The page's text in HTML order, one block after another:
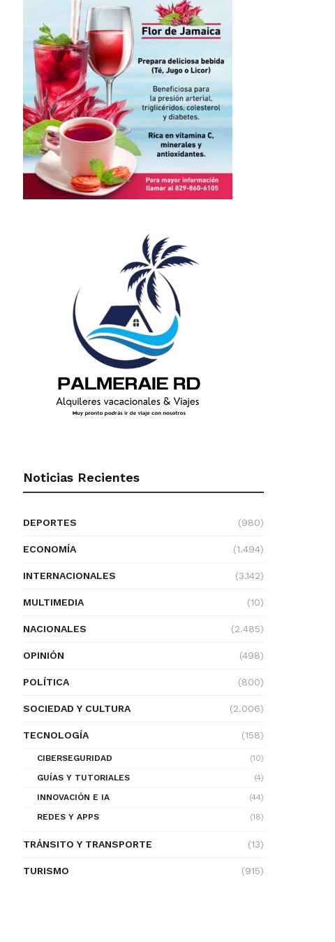
Noticias Recientes
DEPORTES (980)
ECONOMÍA (1.494)
INTERNACIONALES (3.142)
MULTIMEDIA (10)
NACIONALES (2.485)
OPINIÓN (498)
POLÍTICA (800)
SOCIEDAD Y CULTURA (2.006)
TECNOLOGÍA (158)
CIBERSEGURIDAD
(10)
GUÍAS Y TUTORIALES
(4)
INNOVACIÓN E IA
(44)
REDES Y APPS
(18)
TRÁNSITO Y TRANSPORTE (13)
TURISMO (915)